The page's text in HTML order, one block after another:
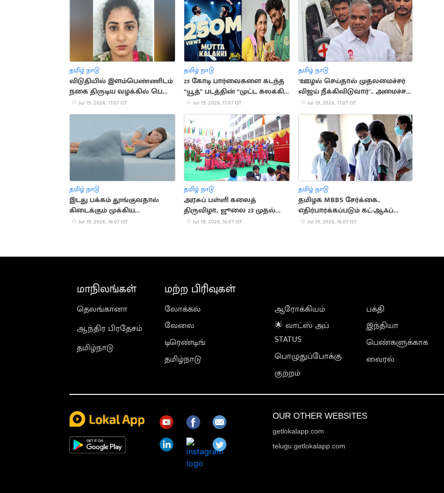
தமிழ் நாடு
விடுதியில் இளம்பெண்ணிடம்
நகை திருடிய வழக்கில் பெண்
கைது
Jul 19, 2026, 17:07 IST
தமிழ் நாடு
25 கோடி பார்வைகளை கடந்த
“யூத்” படத்தின் “முட்ட கலக்கி”
பாடல்
Jul 19, 2026, 17:07 IST
தமிழ் நாடு
‘ஊழல் செய்தால் முதலமைச்சர்
விஜய் நீக்கிவிடுவார்’.. அமைச்சர்
என்.ஆனந்த்
Jul 19, 2026, 17:07 IST
தமிழ் நாடு
இடது பக்கம் தூங்குவதால்
கிடைக்கும் முக்கிய
நன்மைகள்
Jul 19, 2026, 16:07 IST
தமிழ் நாடு
அரசுப் பள்ளி கலைத்
திருவிழா.. ஜூலை 23 முதல்
தொடக்கம்
Jul 19, 2026, 16:07 IST
தமிழ் நாடு
தமிழக MBBS சேர்க்கை..
எதிர்பார்க்கப்படும் கட்-ஆஃப்
வெளியீடு
Jul 19, 2026, 16:07 IST
மாநிலங்கள்
தெலங்கானா
ஆந்திர பிரதேசம்
தமிழ்நாடு
மற்ற பிரிவுகள்
லோக்கல்
வேலை
டிரெண்டிங்
தமிழ்நாடு
ஆரோக்கியம்
🌟 வாட்ஸ் அப்
STATUS
பொழுதுப்போக்கு
குற்றம்
பக்தி
இந்தியா
பெண்களுக்காக
வைரல்
OUR OTHER WEBSITES
getlokalapp.com
telugu.getlokalapp.com